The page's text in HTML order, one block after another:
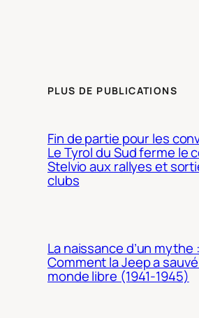
PLUS DE PUBLICATIONS
Fin de partie pour les
Le Tyrol du Sud ferme le
Stelvio aux rallyes et
clubs
La naissance d’un mythe :
Comment la Jeep a
monde libre (1941-1945)